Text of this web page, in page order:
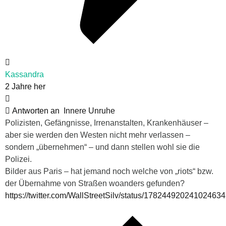
Kassandra
2 Jahre her
Antworten an
Innere Unruhe
Polizisten, Gefängnisse, Irrenanstalten, Krankenhäuser –
aber sie werden den Westen nicht mehr verlassen –
sondern „übernehmen“ – und dann stellen wohl sie die
Polizei.
Bilder aus Paris – hat jemand noch welche von „riots“ bzw.
der Übernahme von Straßen woanders gefunden?
https://twitter.com/WallStreetSilv/status/